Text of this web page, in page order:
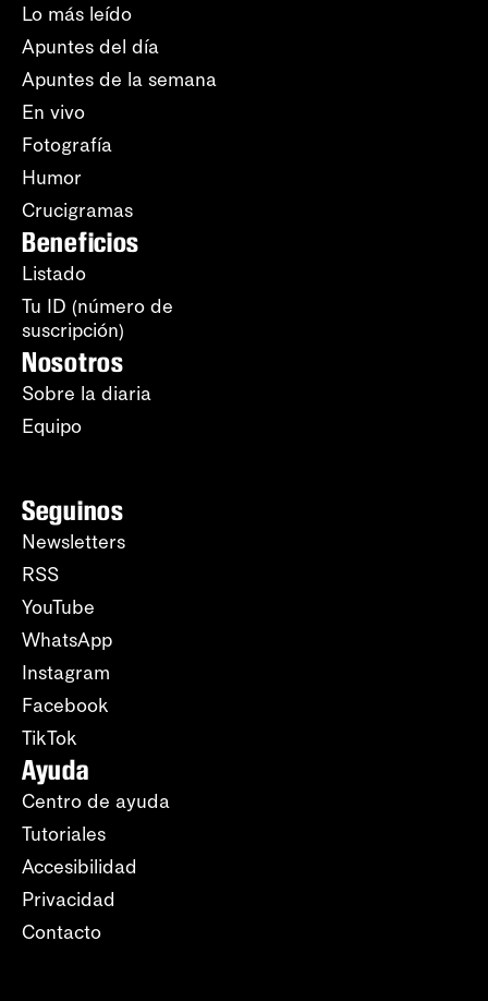
Lo más leído
Apuntes del día
Apuntes de la semana
En vivo
Fotografía
Humor
Crucigramas
Beneficios
Listado
Tu ID (número de
suscripción)
Nosotros
Sobre la diaria
Equipo
Seguinos
Newsletters
RSS
YouTube
WhatsApp
Instagram
Facebook
TikTok
Ayuda
Centro de ayuda
Tutoriales
Accesibilidad
Privacidad
Contacto